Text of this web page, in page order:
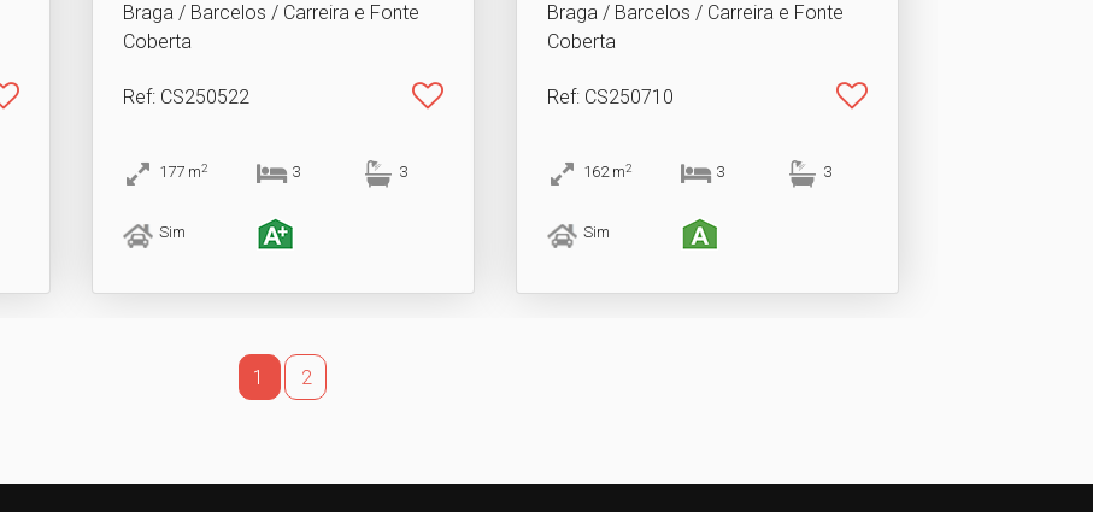
Braga / Barcelos / Carreira e Fonte
Coberta
Ref: CS250522
177 m2 3 3
Sim
Braga / Barcelos / Carreira e Fonte
Coberta
Ref: CS250710
162 m2 3 3
Sim
1 2